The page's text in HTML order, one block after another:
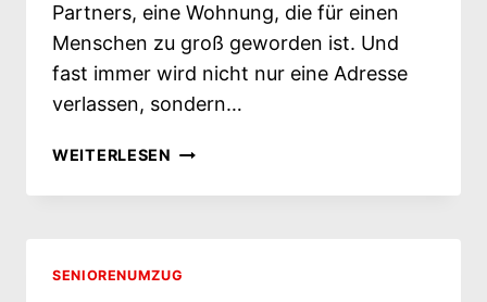
Partners, eine Wohnung, die für einen
Menschen zu groß geworden ist. Und
fast immer wird nicht nur eine Adresse
verlassen, sondern…
WEITERLESEN SENIORENUMZUG
BERLIN: WIE
IM
SENIORENUMZUG